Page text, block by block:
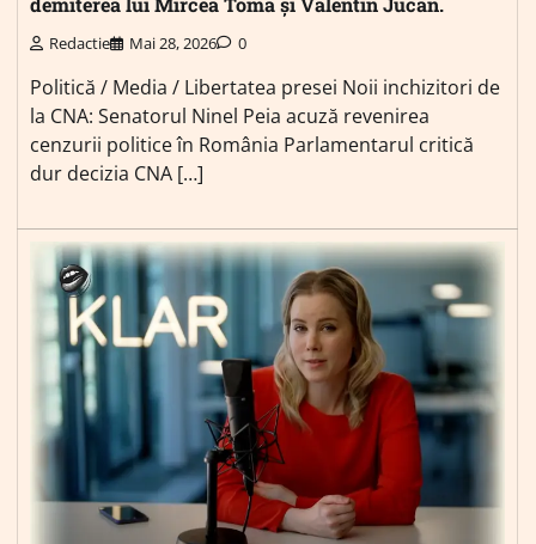
Redactie Mai 28, 2026 0
Politică / Media / Libertatea presei Noii inchizitori de
la CNA: Senatorul Ninel Peia acuză revenirea
cenzurii politice în România Parlamentarul critică
dur decizia CNA […]